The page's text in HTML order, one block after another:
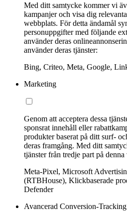
Med ditt samtycke kommer vi
kampanjer och visa dig
webbplats. För detta ändamål
personuppgifter med följande
använder deras
använder deras tjänster:
Bing, Criteo, Meta, Google,
Marketing
Genom att acceptera dessa
sponsrat innehåll eller
produkter baserat på ditt surf-
deras framgång. Med ditt
tjänster från tredje part på denna
Meta-Pixel, Microsoft
(RTBHouse), Klickbaserade
Defender
Avancerad Conversion-Tracking